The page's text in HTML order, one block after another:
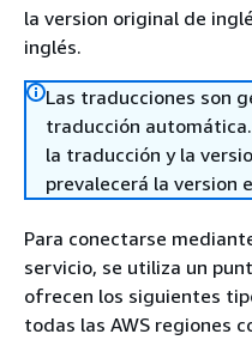
la version original de
inglés.
Las traducciones son
traducción
la traducción y la
prevalecerá la version
Para conectarse
servicio, se utiliza un
ofrecen los siguientes
todas las AWS regiones